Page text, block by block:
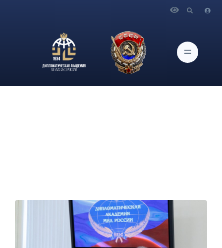
России, су-шерпы России в БРИКС П.Р.Князева в
Дипломатической академии МИД России